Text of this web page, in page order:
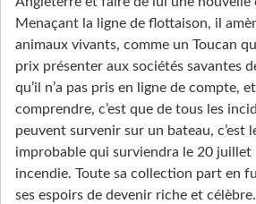
Menaçant la ligne de flottaison, il
animaux vivants, comme un Toucan
prix présenter aux sociétés savantes
qu’il n’a pas pris en ligne de compte,
comprendre, c’est que de tous les
peuvent survenir sur un bateau, c’est
improbable qui surviendra le 20 juillet
incendie. Toute sa collection part en
ses espoirs de devenir riche et